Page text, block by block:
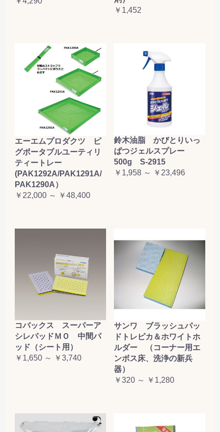
￥1,452
エーエムプロダクツ ピ
グポータブルユーティリ
ティートレー
(PAK1292A/PAK1291A/
PAK1290A）
￥22,000 ～ ￥48,400
鈴木油脂 かびとりいっ
ぱつジェルスプレー
500g S-2915
￥1,958 ～ ￥23,496
コバックス スーパーア
シレパッドＭＯ 中間パ
ッド（シート用）
￥1,650 ～ ￥3,740
サンワ ブラッシュパッ
ドトレピカ＆ホワイトホ
ルダー （コーナー用エ
ンボス床、洗浄の新兵
器）
￥320 ～ ￥1,280